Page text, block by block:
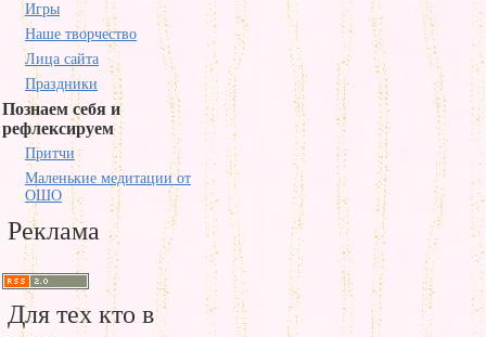
Игры
Наше творчество
Лица сайта
Праздники
Познаем себя и
рефлексируем
Притчи
Маленькие медитации от
ОШО
Реклама
Для тех кто в